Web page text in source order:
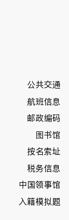
公共交通
航班信息
邮政编码
图书馆
按名索址
税务信息
中国领事馆
入籍模拟题